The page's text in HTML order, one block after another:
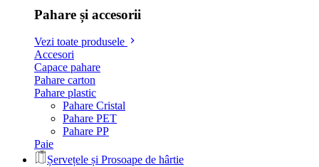
Pahare și accesorii
Vezi toate produsele
Accesori
Capace pahare
Pahare carton
Pahare plastic
Pahare Cristal
Pahare PET
Pahare PP
Paie
Șervețele și Prosoape de hârtie